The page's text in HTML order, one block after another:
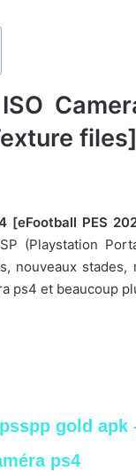
files]
[eFootball PES
(Playstation
nouveaux
ps4 et beaucoup
gold apk
ps4